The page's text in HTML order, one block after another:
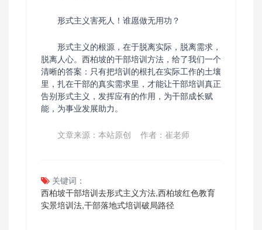
形式主义害死人！谁愿做无用功？
形式主义的根源，在于脱离实际，脱离需求，
脱离人心。西柏坡的干部培训方法，给了我们一个
清晰的答案：只有把培训的根扎在实际工作的土壤
里，扎在干部的真实需求里，才能让干部培训真正
告别形式主义，发挥应有的作用，为干部成长赋
能，为事业发展助力。
文章来源：本站原创 作者：崔老师
关键词：
西柏坡干部培训去形式主义方法,西柏坡红色教育
实景培训法,干部落地式培训破局路径